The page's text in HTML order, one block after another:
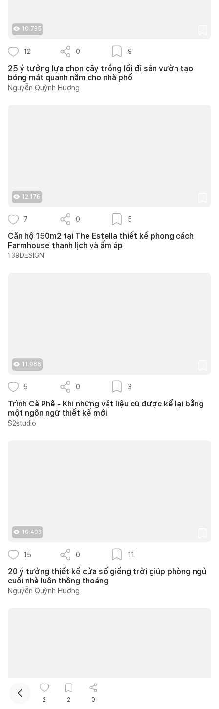
10.735
12 0 9
25 ý tưởng lựa chọn cây trồng lối đi sân vườn tạo
bóng mát quanh năm cho nhà phố
Nguyễn Quỳnh Hương
12.176
7 0 5
Căn hộ 150m2 tại The Estella thiết kế phong cách
Farmhouse thanh lịch và ấm áp
139DESIGN
11.988
5 0 3
Trình Cà Phê - Khi những vật liệu cũ được kể lại bằng
một ngôn ngữ thiết kế mới
S2studio
10.493
15 0 11
20 ý tưởng thiết kế cửa sổ giếng trời giúp phòng ngủ
cuối nhà luôn thông thoáng
Nguyễn Quỳnh Hương
2 2 0